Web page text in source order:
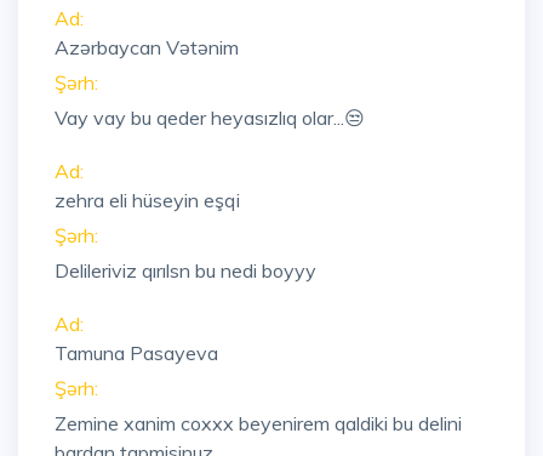
Ad:
Azərbaycan Vətənim
Şərh:
Vay vay bu qeder heyasızlıq olar...😒
Ad:
zehra eli hüseyin eşqi
Şərh:
Delileriviz qırılsn bu nedi boyyy
Ad:
Tamuna Pasayeva
Şərh:
Zemine xanim coxxx beyenirem qaldiki bu delini